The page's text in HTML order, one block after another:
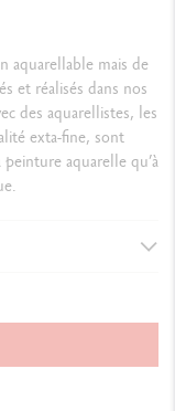
aquarellable mais de
et réalisés dans nos
des aquarellistes, les
exta-fine, sont
aquarelle qu’à